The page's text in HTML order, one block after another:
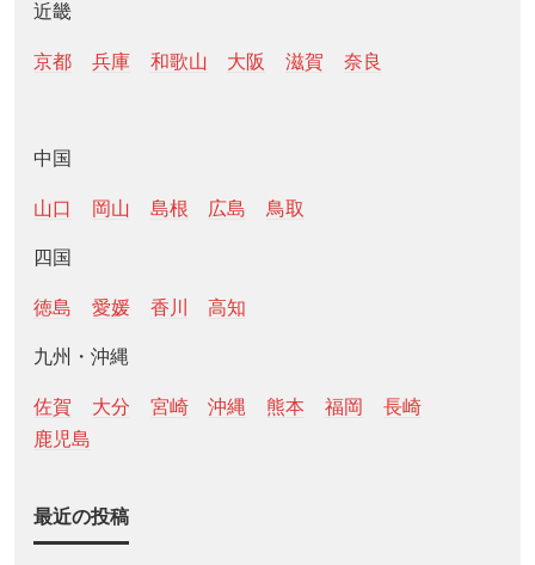
近畿
京都 兵庫 和歌山 大阪 滋賀 奈良
中国
山口 岡山 島根 広島 鳥取
四国
徳島 愛媛 香川 高知
九州・沖縄
佐賀 大分 宮崎 沖縄 熊本 福岡
長崎
鹿児島
最近の投稿